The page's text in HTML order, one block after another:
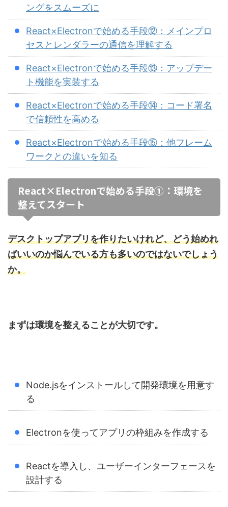
ングをスムーズに
React×Electronで始める手段⑫：メインプロ
セスとレンダラーの通信を理解する
React×Electronで始める手段⑬：アップデー
ト機能を実装する
React×Electronで始める手段⑭：コード署名
で信頼性を高める
React×Electronで始める手段⑮：他フレーム
ワークとの違いを知る
React×Electronで始める手段①：環境を
整えてスタート
デスクトップアプリを作りたいけれど、どう始めれ
ばいいのか悩んでいる方も多いのではないでしょう
か。
まずは環境を整えることが大切です。
Node.jsをインストールして開発環境を用意す
る
Electronを使ってアプリの枠組みを作成する
Reactを導入し、ユーザーインターフェースを
設計する